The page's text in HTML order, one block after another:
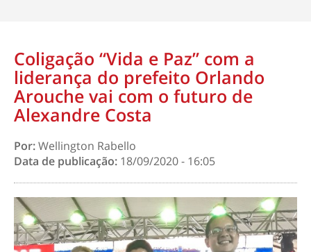
Coligação “Vida e Paz” com a
liderança do prefeito Orlando
Arouche vai com o futuro de
Alexandre Costa
Por:Wellington Rabello
Data de publicação: 18/09/2020 - 16:05